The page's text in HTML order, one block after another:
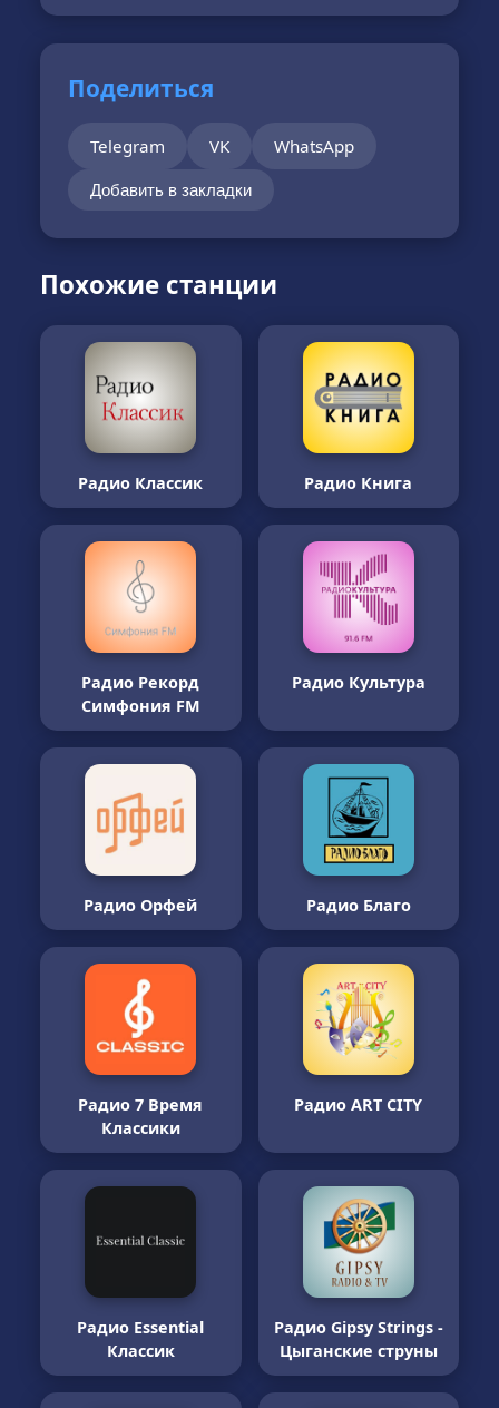
Поделиться
Telegram VK WhatsApp
Добавить в закладки
Похожие станции
Радио Классик Радио Книга
Радио Рекорд
Симфония FM
Радио Культура
Радио Орфей Радио Благо
Радио 7 Время
Классики
Радио ART CITY
Радио Essential
Классик
Радио Gipsy Strings -
Цыганские струны